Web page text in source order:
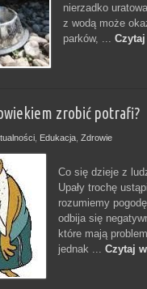
nierzadko
z wodą może
parków, ...
zrobić potrafi?
, Edukacja, Zdrowie
Co się dzieje z
Upały trochę
rozumiemy
odbija się
które mają
jednak ... Czytaj